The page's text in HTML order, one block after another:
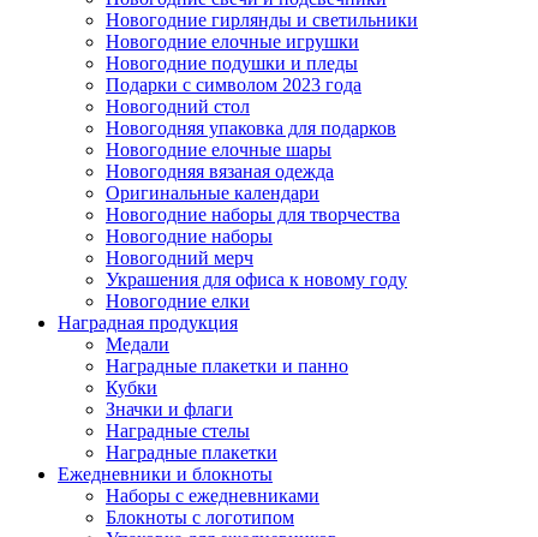
Новогодние гирлянды и светильники
Новогодние елочные игрушки
Новогодние подушки и пледы
Подарки с символом 2023 года
Новогодний стол
Новогодняя упаковка для подарков
Новогодние елочные шары
Новогодняя вязаная одежда
Оригинальные календари
Новогодние наборы для творчества
Новогодние наборы
Новогодний мерч
Украшения для офиса к новому году
Новогодние елки
Наградная продукция
Медали
Наградные плакетки и панно
Кубки
Значки и флаги
Наградные стелы
Наградные плакетки
Ежедневники и блокноты
Наборы с ежедневниками
Блокноты с логотипом